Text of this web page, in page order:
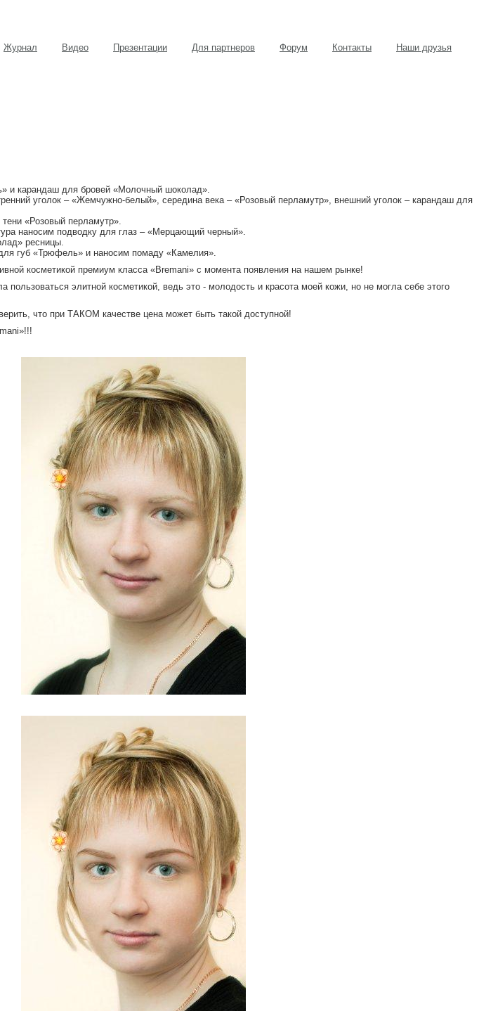
Журнал Видео Презентации Для партнеров Форум Контакты Наши друзья
и карандаш для бровей «Молочный шоколад».
уголок – «Жемчужно-белый», середина века – «Розовый перламутр», внешний уголок – карандаш для
«Розовый перламутр».
наносим подводку для глаз – «Мерцающий черный».
ресницы.
губ «Трюфель» и наносим помаду «Камелия».
косметикой премиум класса «Bremani» с момента появления на нашем рынке!
пользоваться элитной косметикой, ведь это - молодость и красота моей кожи, но не могла себе этого
что при ТАКОМ качестве цена может быть такой доступной!